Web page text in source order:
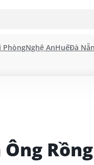
PhòngNghệ AnHuếĐà